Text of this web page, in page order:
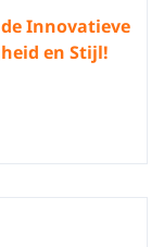
Innovatieve
en Stijl!